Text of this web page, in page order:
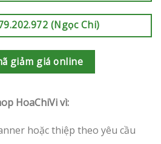
(Ngọc Chi)
giảm giá online
HoaChiVi vì:
hoặc thiệp theo yêu cầu